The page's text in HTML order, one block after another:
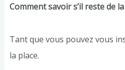
Comment savoir s’il reste de
Tant que vous pouvez vous
la place.